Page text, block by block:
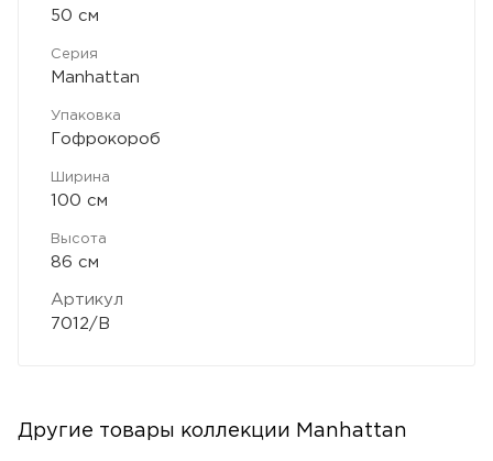
50 см
Серия
Manhattan
Упаковка
Гофрокороб
Ширина
100 см
Высота
86 см
Артикул
7012/B
Другие товары коллекции Manhattan